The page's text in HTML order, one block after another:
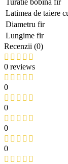
Turatie bobina fir
Latimea de taiere
Diametru fir
Lungime fir
Recenzii (0)
0 reviews
0
0
0
0